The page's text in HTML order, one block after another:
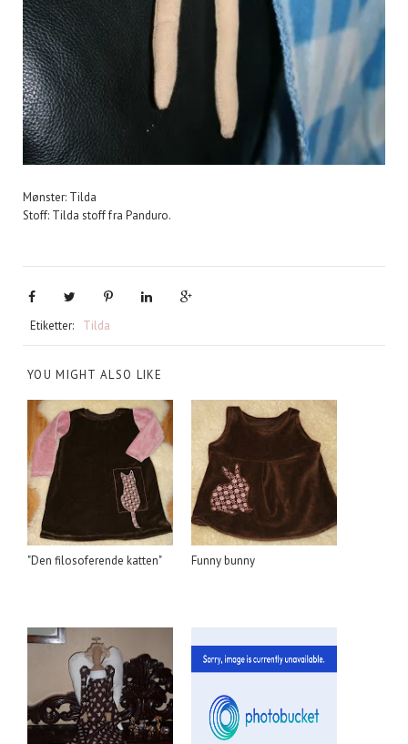
Mønster: Tilda
Stoff: Tilda stoff fra Panduro.
Etiketter: Tilda
YOU MIGHT ALSO LIKE
"Den filosoferende katten" Funny bunny